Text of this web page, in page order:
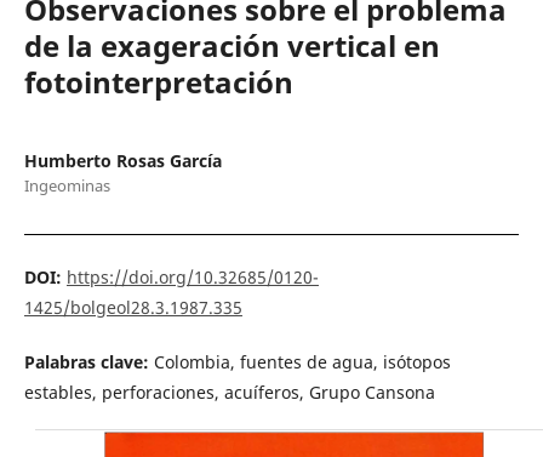
Observaciones sobre el problema
de la exageración vertical en
fotointerpretación
Humberto Rosas García
Ingeominas
DOI: https://doi.org/10.32685/0120-
1425/bolgeol28.3.1987.335
Palabras clave: Colombia, fuentes de agua, isótopos
estables, perforaciones, acuíferos, Grupo Cansona